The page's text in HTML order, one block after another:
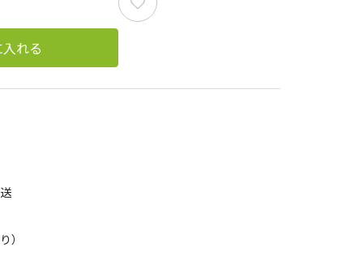
れる
）